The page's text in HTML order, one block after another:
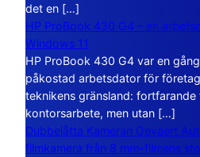
det en […]
HP ProBook 430 G4 – en
Windows 11
HP ProBook 430 G4 var en
påkostad arbetsdator för
teknikens gränsland:
kontorsarbete, men utan […]
Dubbelåtta Kameran Gevaert
filmkamera från 8 mm-filmens